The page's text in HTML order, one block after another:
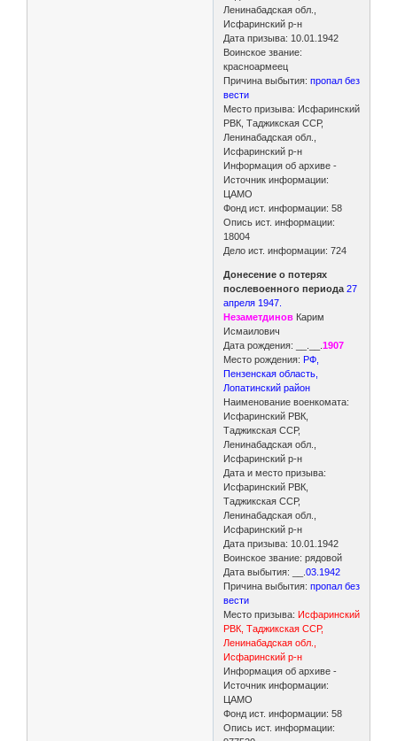
Ленинабадская обл.,
Исфаринский р-н
Дата призыва: 10.01.1942
Воинское звание:
красноармеец
Причина выбытия:пропал без
вести
Место призыва: Исфаринский
РВК, Таджикская ССР,
Ленинабадская обл.,
Исфаринский р-н
Информация об архиве -
Источник информации:
ЦАМО
Фонд ист. информации: 58
Опись ист. информации:
18004
Дело ист. информации: 724
Донесение о потерях
послевоенного периода 27
апреля 1947.
Незаметдинов Карим
Исмаилович
Дата рождения: __.__.1907
Место рождения: РФ,
Пензенская область,
Лопатинский район
Наименование военкомата:
Исфаринский РВК,
Таджикская ССР,
Ленинабадская обл.,
Исфаринский р-н
Дата и место призыва:
Исфаринский РВК,
Таджикская ССР,
Ленинабадская обл.,
Исфаринский р-н
Дата призыва: 10.01.1942
Воинское звание: рядовой
Дата выбытия: __.03.1942
Причина выбытия:пропал без
вести
Место призыва: Исфаринский
РВК, Таджикская ССР,
Ленинабадская обл.,
Исфаринский р-н
Информация об архиве -
Источник информации:
ЦАМО
Фонд ист. информации: 58
Опись ист. информации: